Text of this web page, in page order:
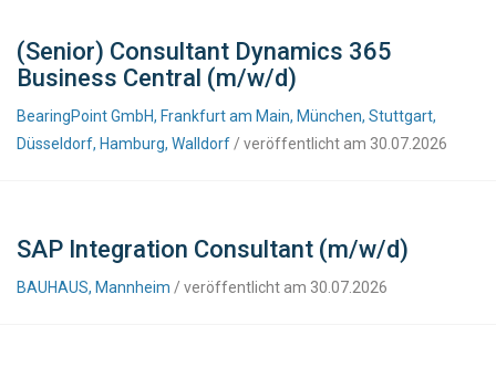
(Senior) Consultant Dynamics 365
Business Central (m/w/d)
BearingPoint GmbH, Frankfurt am Main, München, Stuttgart,
Düsseldorf, Hamburg, Walldorf / veröffentlicht am 30.07.2026
SAP Integration Consultant (m/w/d)
BAUHAUS, Mannheim / veröffentlicht am 30.07.2026